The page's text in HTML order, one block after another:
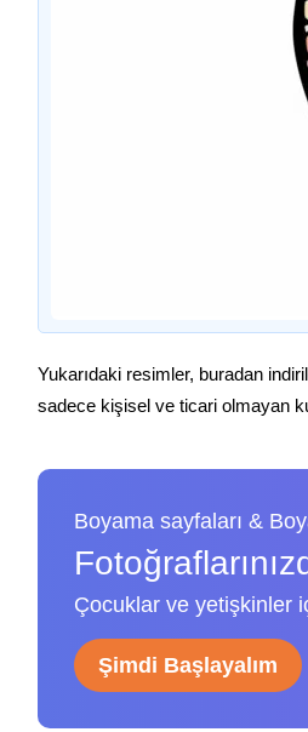
Yukarıdaki resimler, buradan
sadece kişisel ve ticari olmayan
Boyama sayfaları &
Çocuklar ve yetişkinler
Şimdi Başlayalım